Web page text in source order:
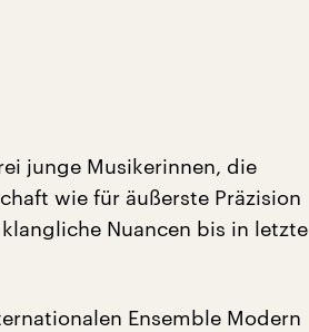
junge Musikerinnen, die
wie für äußerste Präzision
Nuancen bis in letzte
Ensemble Modern